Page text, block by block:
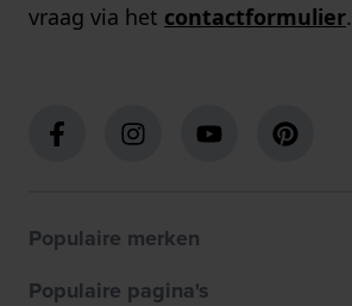
vraag via het contactformulier.
Populaire merken
Populaire pagina's